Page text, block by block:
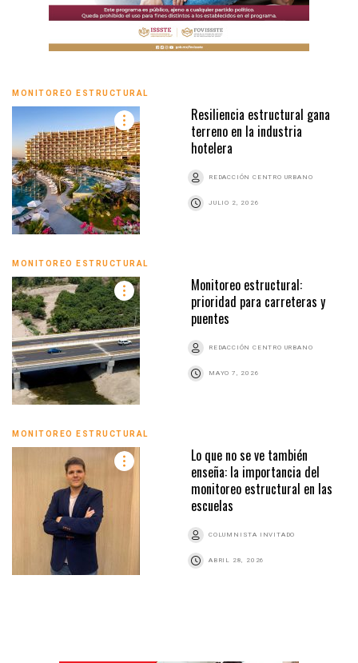
MONITOREO ESTRUCTURAL
Resiliencia estructural gana
terreno en la industria
hotelera
REDACCIÓN CENTRO URBANO
JULIO 2, 2026
MONITOREO ESTRUCTURAL
Monitoreo estructural:
prioridad para carreteras y
puentes
REDACCIÓN CENTRO URBANO
MAYO 7, 2026
MONITOREO ESTRUCTURAL
Lo que no se ve también
enseña: la importancia del
monitoreo estructural en las
escuelas
COLUMNISTA INVITADO
ABRIL 28, 2026